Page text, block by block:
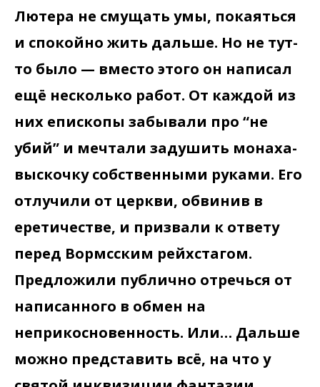
Лютера не смущать умы, покаяться
и спокойно жить дальше. Но не тут-
то было — вместо этого он написал
ещё несколько работ. От каждой из
них епископы забывали про “не
убий” и мечтали задушить монаха-
выскочку собственными руками. Его
отлучили от церкви, обвинив в
еретичестве, и призвали к ответу
перед Вормсcким рейхстагом.
Предложили публично отречься от
написанного в обмен на
неприкосновенность. Или… Дальше
можно представить всё, на что у